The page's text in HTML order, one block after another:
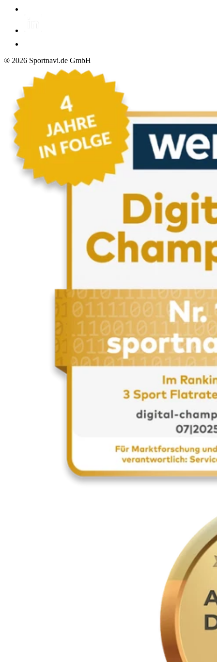
® 2026 Sportnavi.de GmbH